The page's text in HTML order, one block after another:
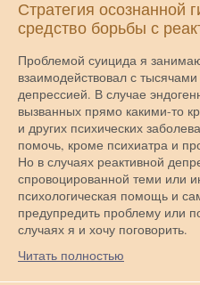
Стратегия осознанной
средство борьбы с
Проблемой суицида я
взаимодействовал с
депрессией. В случае
вызванных прямо какими-то
и других психических
помочь, кроме психиатра и
Но в случаях реактивной
спровоцированной теми или
психологическая помощь и
предупредить проблему или
случаях я и хочу поговорить.
Читать полностью